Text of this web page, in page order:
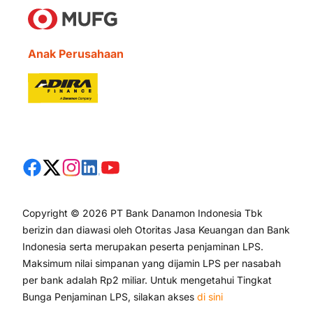
Anak Perusahaan
Copyright © 2026 PT Bank Danamon Indonesia Tbk
berizin dan diawasi oleh Otoritas Jasa Keuangan dan Bank
Indonesia serta merupakan peserta penjaminan LPS.
Maksimum nilai simpanan yang dijamin LPS per nasabah
per bank adalah Rp2 miliar. Untuk mengetahui Tingkat
Bunga Penjaminan LPS, silakan akses di sini